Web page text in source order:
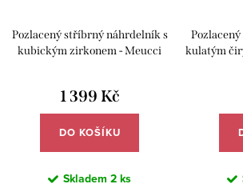
Pozlacený stříbrný náhrdelník s
kubickým zirkonem - Meucci
1 399 Kč
DO KOŠÍKU
Skladem 2 ks
kulatým